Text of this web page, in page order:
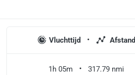
Vluchttijd Afstand
1h 05m 317.79 nmi